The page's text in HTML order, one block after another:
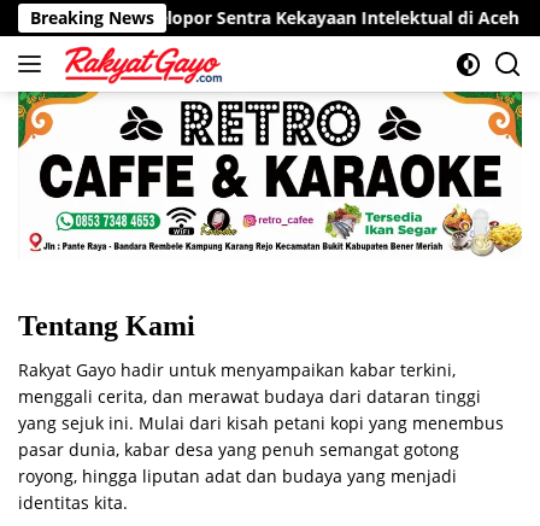
Langsung
ke
konten
Breaking News
Siap Jadi Pelopor Sentra Kekayaan Intelektual di Aceh
Tentang Kami
Rakyat Gayo hadir untuk menyampaikan kabar terkini,
menggali cerita, dan merawat budaya dari dataran tinggi
yang sejuk ini. Mulai dari kisah petani kopi yang menembus
pasar dunia, kabar desa yang penuh semangat gotong
royong, hingga liputan adat dan budaya yang menjadi
identitas kita.